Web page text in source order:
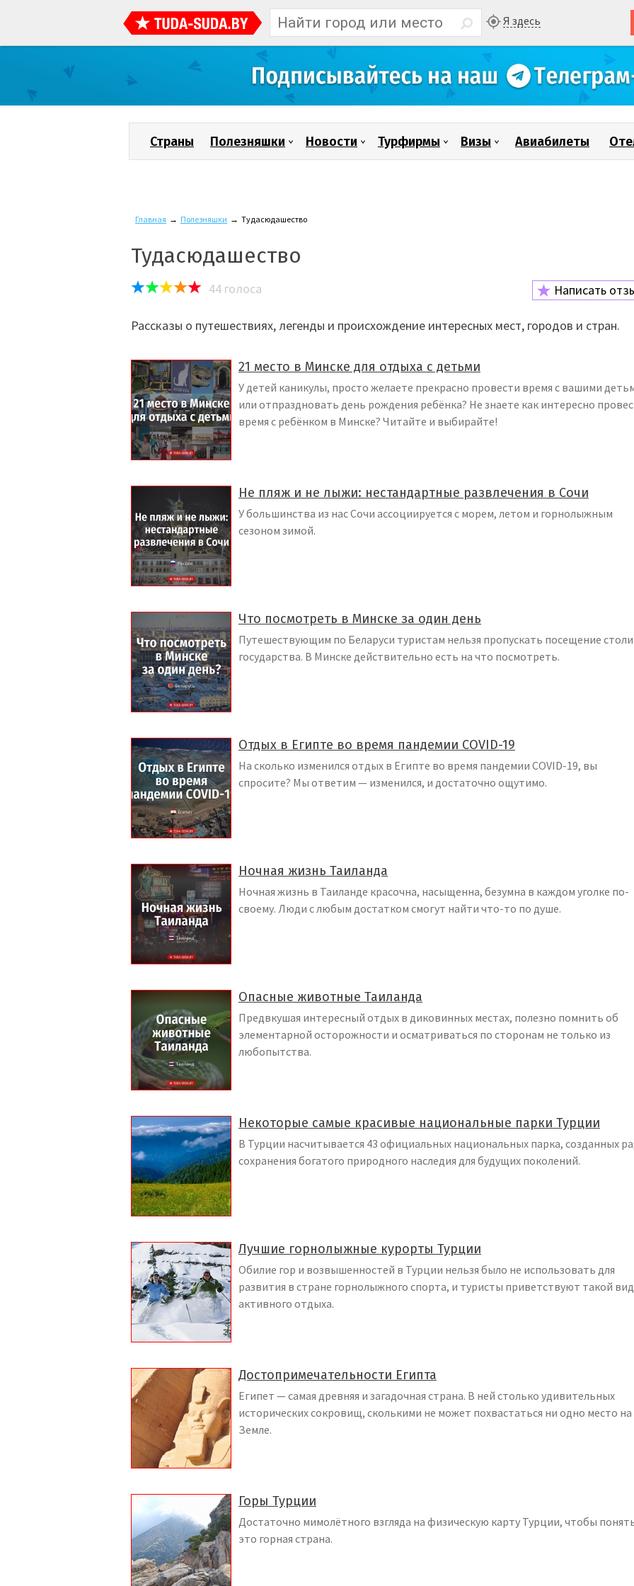
Я здесь
Страны Полезняшки Новости Турфирмы Визы Авиабилеты
Главная → Полезняшки → Тудасюдашество
Тудасюдашество
44 голоса Написать
Рассказы о путешествиях, легенды и происхождение интересных мест, городов и стран.
21 место в Минске для отдыха с детьми
У детей каникулы, просто желаете прекрасно провести время с вашими
или отпраздновать день рождения ребёнка? Не знаете как интересно
время с ребёнком в Минске? Читайте и выбирайте!
Не пляж и не лыжи: нестандартные развлечения в Сочи
У большинства из нас Сочи ассоциируется с морем, летом и горнолыжным
сезоном зимой.
Что посмотреть в Минске за один день
Путешествующим по Беларуси туристам нельзя пропускать посещение
государства. В Минске действительно есть на что посмотреть.
Отдых в Египте во время пандемии COVID-19
На сколько изменился отдых в Египте во время пандемии COVID-19, вы
спросите? Мы ответим — изменился, и достаточно ощутимо.
Ночная жизнь Таиланда
Ночная жизнь в Таиланде красочна, насыщенна, безумна в каждом уголке по-
своему. Люди с любым достатком смогут найти что-то по душе.
Опасные животные Таиланда
Предвкушая интересный отдых в диковинных местах, полезно помнить об
элементарной осторожности и осматриваться по сторонам не только из
любопытства.
Некоторые самые красивые национальные парки Турции
В Турции насчитывается 43 официальных национальных парка, созданных
сохранения богатого природного наследия для будущих поколений.
Лучшие горнолыжные курорты Турции
Обилие гор и возвышенностей в Турции нельзя было не использовать для
развития в стране горнолыжного спорта, и туристы приветствуют такой вид
активного отдыха.
Достопримечательности Египта
Египет — самая древняя и загадочная страна. В ней столько удивительных
исторических сокровищ, сколькими не может похвастаться ни одно место на
Земле.
Горы Турции
Достаточно мимолётного взгляда на физическую карту Турции, чтобы
это горная страна.